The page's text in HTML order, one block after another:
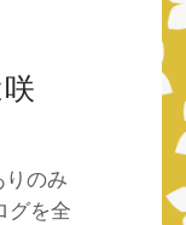
のみ
グを全